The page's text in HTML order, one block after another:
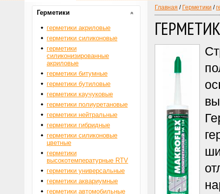
Главная / Герметики /
Герметики
герметики акриловые
герметики силиконовые
герметики
силиконизированные
акриловые
герметики битумные
герметики бутиловые
герметики каучуковые
герметики полиуретановые
герметики нейтральные
герметики гибридные
герметики силиконовые
цветные
герметики
высокотемпературные RTV
герметики универсальные
герметики аквариумные
герметики автомобильные